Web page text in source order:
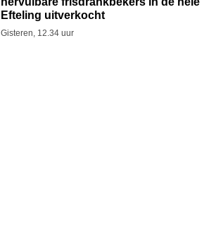
Efteling uitverkocht
Gisteren, 12.34 uur